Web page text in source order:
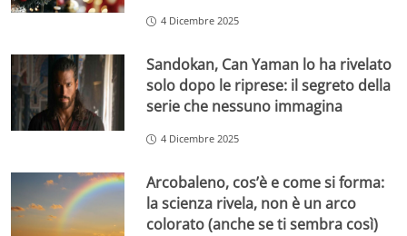
4 Dicembre 2025
Sandokan, Can Yaman lo ha rivelato
solo dopo le riprese: il segreto della
serie che nessuno immagina
4 Dicembre 2025
Arcobaleno, cos’è e come si forma:
la scienza rivela, non è un arco
colorato (anche se ti sembra così)